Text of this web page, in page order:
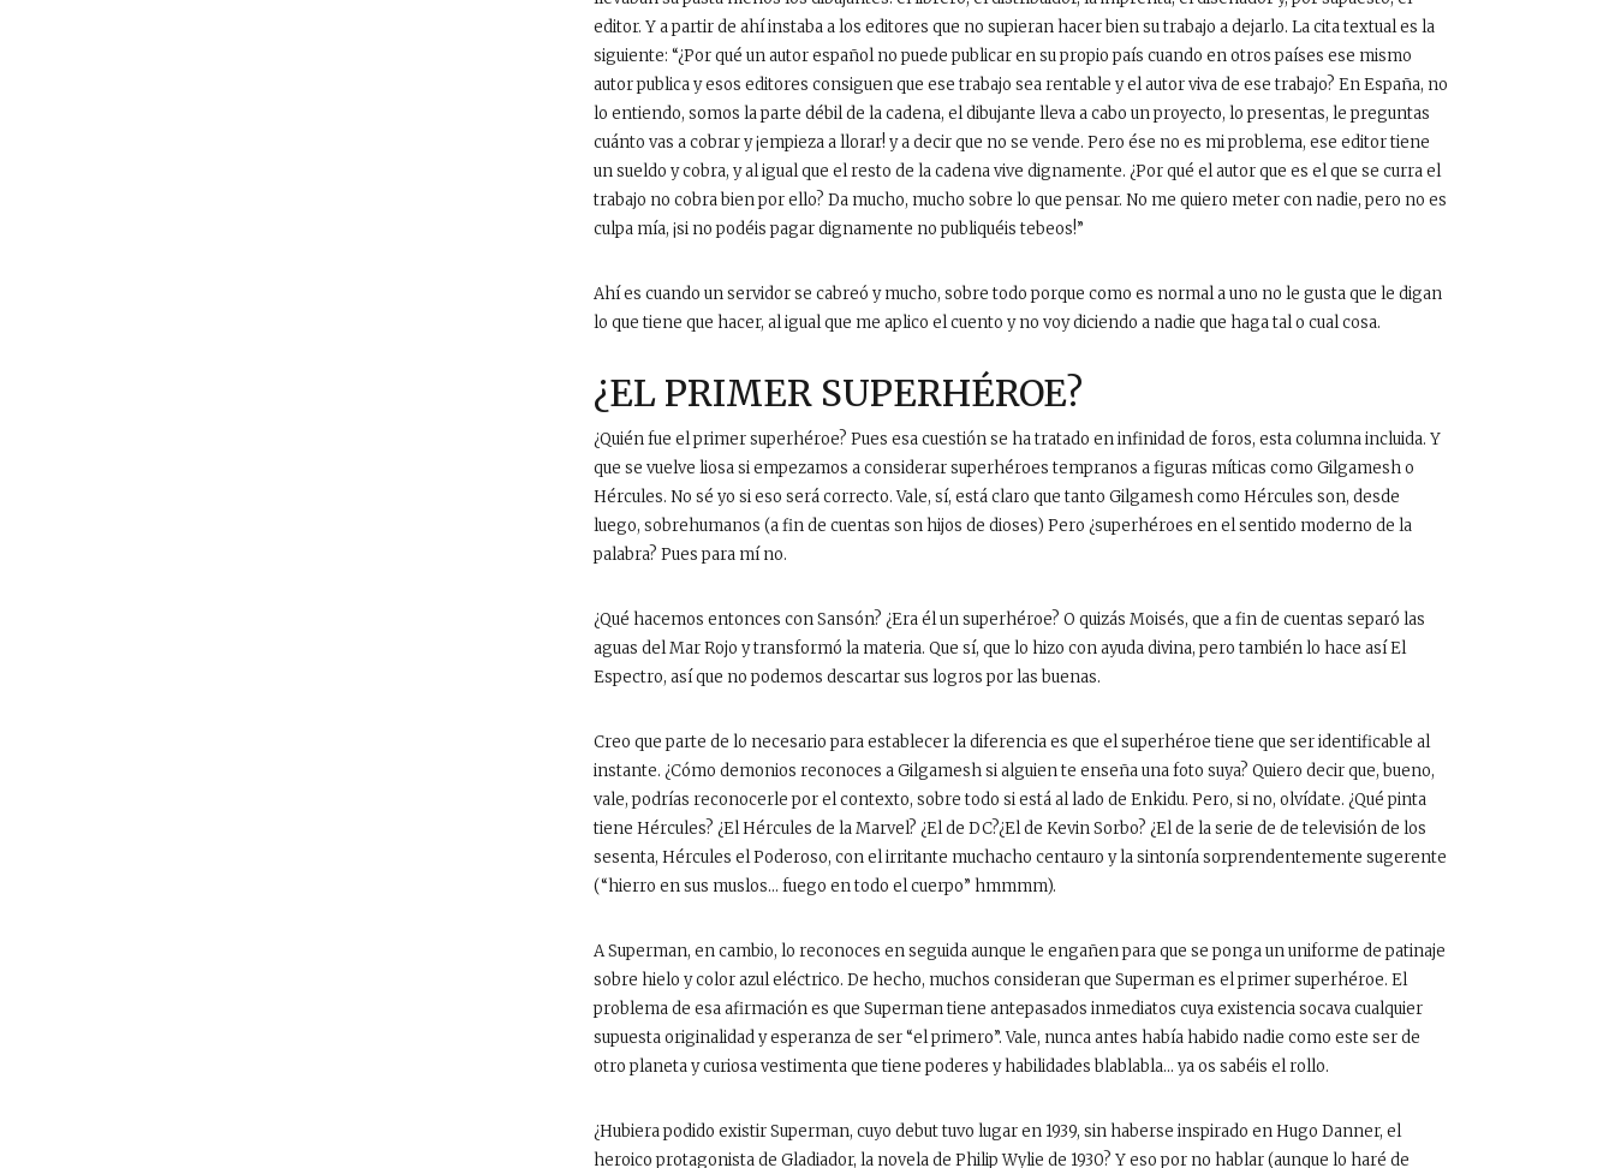
editor. Y a partir de ahí instaba a los editores que no supieran hacer bien su trabajo a dejarlo. La cita textual es la
siguiente: “¿Por qué un autor español no puede publicar en su propio país cuando en otros países ese mismo
autor publica y esos editores consiguen que ese trabajo sea rentable y el autor viva de ese trabajo? En España, no
lo entiendo, somos la parte débil de la cadena, el dibujante lleva a cabo un proyecto, lo presentas, le preguntas
cuánto vas a cobrar y ¡empieza a llorar! y a decir que no se vende. Pero ése no es mi problema, ese editor tiene
un sueldo y cobra, y al igual que el resto de la cadena vive dignamente. ¿Por qué el autor que es el que se curra el
trabajo no cobra bien por ello? Da mucho, mucho sobre lo que pensar. No me quiero meter con nadie, pero no es
culpa mía, ¡si no podéis pagar dignamente no publiquéis tebeos!”
Ahí es cuando un servidor se cabreó y mucho, sobre todo porque como es normal a uno no le gusta que le digan
lo que tiene que hacer, al igual que me aplico el cuento y no voy diciendo a nadie que haga tal o cual cosa.
¿EL PRIMER SUPERHÉROE?
¿Quién fue el primer superhéroe? Pues esa cuestión se ha tratado en infinidad de foros, esta columna incluida. Y
que se vuelve liosa si empezamos a considerar superhéroes tempranos a figuras míticas como Gilgamesh o
Hércules. No sé yo si eso será correcto. Vale, sí, está claro que tanto Gilgamesh como Hércules son, desde
luego, sobrehumanos (a fin de cuentas son hijos de dioses) Pero ¿superhéroes en el sentido moderno de la
palabra? Pues para mí no.
¿Qué hacemos entonces con Sansón? ¿Era él un superhéroe? O quizás Moisés, que a fin de cuentas separó las
aguas del Mar Rojo y transformó la materia. Que sí, que lo hizo con ayuda divina, pero también lo hace así El
Espectro, así que no podemos descartar sus logros por las buenas.
Creo que parte de lo necesario para establecer la diferencia es que el superhéroe tiene que ser identificable al
instante. ¿Cómo demonios reconoces a Gilgamesh si alguien te enseña una foto suya? Quiero decir que, bueno,
vale, podrías reconocerle por el contexto, sobre todo si está al lado de Enkidu. Pero, si no, olvídate. ¿Qué pinta
tiene Hércules? ¿El Hércules de la Marvel? ¿El de DC?¿El de Kevin Sorbo? ¿El de la serie de de televisión de los
sesenta, Hércules el Poderoso, con el irritante muchacho centauro y la sintonía sorprendentemente sugerente
(“hierro en sus muslos… fuego en todo el cuerpo” hmmmm).
A Superman, en cambio, lo reconoces en seguida aunque le engañen para que se ponga un uniforme de patinaje
sobre hielo y color azul eléctrico. De hecho, muchos consideran que Superman es el primer superhéroe. El
problema de esa afirmación es que Superman tiene antepasados inmediatos cuya existencia socava cualquier
supuesta originalidad y esperanza de ser “el primero”. Vale, nunca antes había habido nadie como este ser de
otro planeta y curiosa vestimenta que tiene poderes y habilidades blablabla… ya os sabéis el rollo.
¿Hubiera podido existir Superman, cuyo debut tuvo lugar en 1939, sin haberse inspirado en Hugo Danner, el
heroico protagonista de Gladiador, la novela de Philip Wylie de 1930? Y eso por no hablar (aunque lo haré de